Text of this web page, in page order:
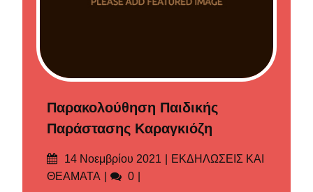
Παρακολούθηση Παιδικής
Παράστασης Καραγκιόζη
Δημοσιεύτηκε
στις
14 Νοεμβρίου 2021 Categories
ΕΚΔΗΛΩΣΕΙΣ ΚΑΙ
ΘΕΑΜΑΤΑ
Σχόλια
0